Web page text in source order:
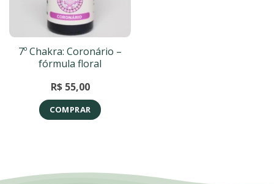
7º Chakra: Coronário –
fórmula floral
R$55,00
COMPRAR